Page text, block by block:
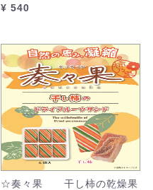
¥ 540
☆奏々果 干し柿の乾燥果